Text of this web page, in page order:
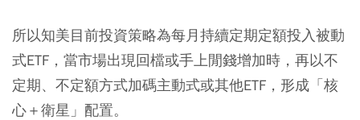
所以知美目前投資策略為每月持續定期定額投入被動
式ETF，當市場出現回檔或手上閒錢增加時，再以不
定期、不定額方式加碼主動式或其他ETF，形成「核
心＋衛星」配置。